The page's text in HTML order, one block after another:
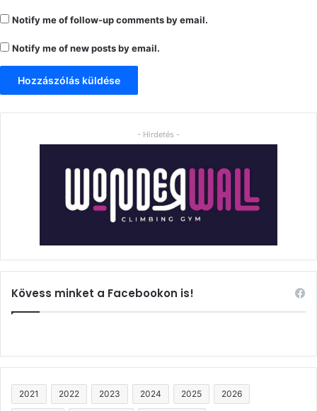
Notify me of follow-up comments by email.
Notify me of new posts by email.
- Hirdetés -
Kövess minket a Facebookon is!
2021 2022 2023 2024 2025 2026